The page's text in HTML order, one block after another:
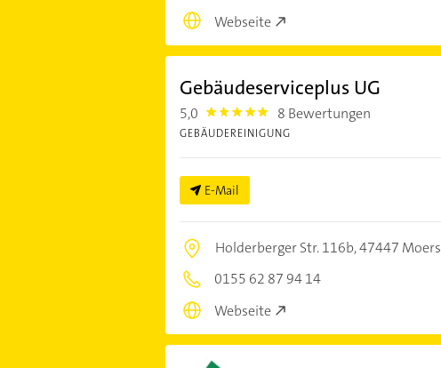
Webseite
Gebäudeserviceplus UG
5,0 5.0 8 Bewertungen
GEBÄUDEREINIGUNG
E-Mail
Holderberger Str. 116b,47447 Moers
0155 62 87 94 14
Webseite